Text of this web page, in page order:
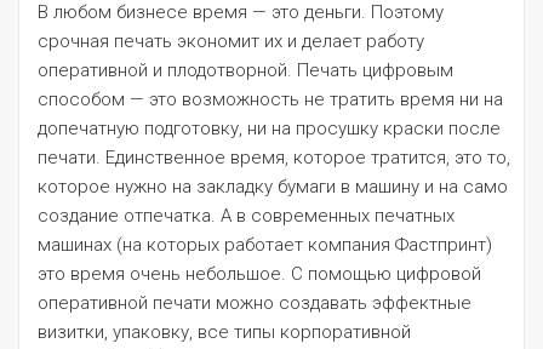
В любом бизнесе время — это деньги. Поэтому
срочная печать экономит их и делает работу
оперативной и плодотворной. Печать цифровым
способом — это возможность не тратить время ни на
допечатную подготовку, ни на просушку краски после
печати. Единственное время, которое тратится, это то,
которое нужно на закладку бумаги в машину и на само
создание отпечатка. А в современных печатных
машинах (на которых работает компания Фастпринт)
это время очень небольшое. С помощью цифровой
оперативной печати можно создавать эффектные
визитки, упаковку, все типы корпоративной